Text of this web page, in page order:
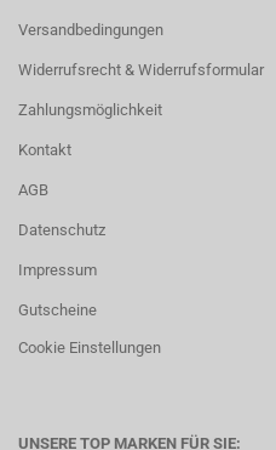
Versandbedingungen
Widerrufsrecht & Widerrufsformular
Zahlungsmöglichkeit
Kontakt
AGB
Datenschutz
Impressum
Gutscheine
Cookie Einstellungen
UNSERE TOP MARKEN FÜR SIE: